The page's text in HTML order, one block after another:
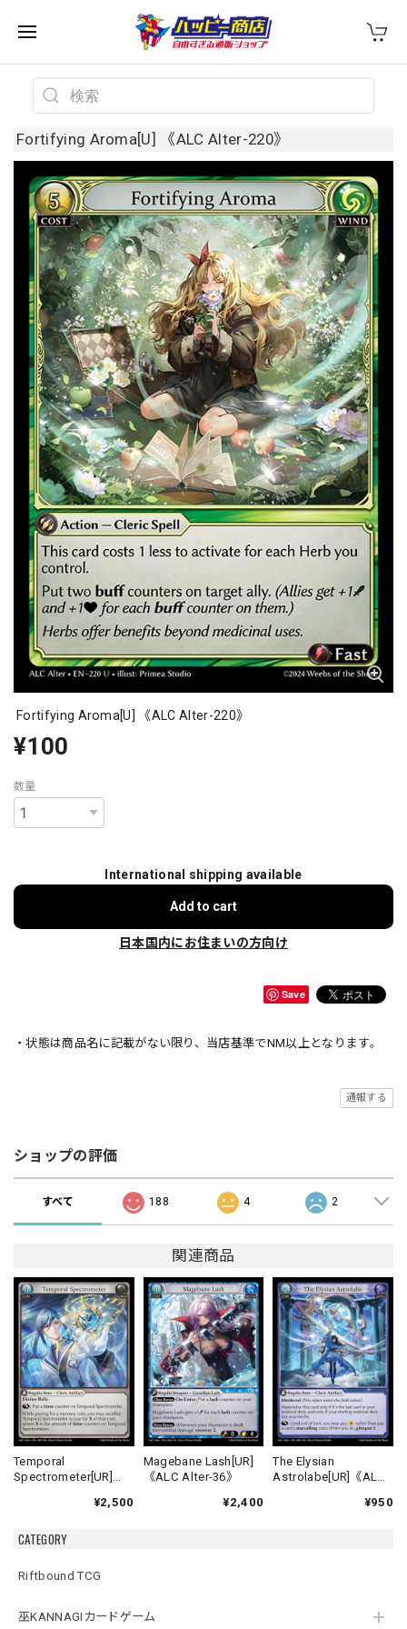
CATEGORY
Riftbound TCG
巫KANNAGIカードゲーム
Fortifying Aroma[U] 《ALC Alter-220》
Fortifying Aroma[U] 《ALC Alter-220》
¥100
数量
International shipping available
Add to cart
日本国内にお住まいの方向け
Save
・状態は商品名に記載がない限り、当店基準でNM以上となります。
通報する
ショップの評価
すべて 188 4 2
関連商品
Temporal
Spectrometer[UR]
¥2,500
Magebane Lash[UR]
《ALC Alter-36》
¥2,400
The Elysian
Astrolabe[UR]《ALC
¥950